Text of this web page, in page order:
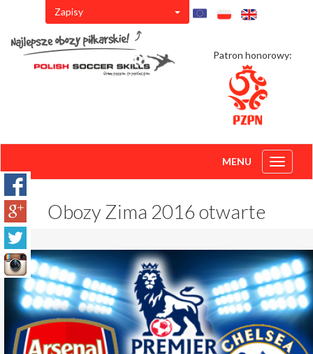
Zapisy
Patron honorowy:
Toggle
MENU
Obozy Zima 2016 otwarte